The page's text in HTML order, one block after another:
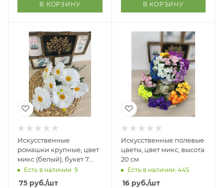
В КОРЗИНУ В КОРЗИНУ
Искусственные
ромашки крупные, цвет
микс (белый), букет 7
голов, высота 47 см
Есть в наличии: 9
75 руб./шт
Искусственные полевые
цветы, цвет микс, высота
20 см
Есть в наличии: 445
16руб./шт